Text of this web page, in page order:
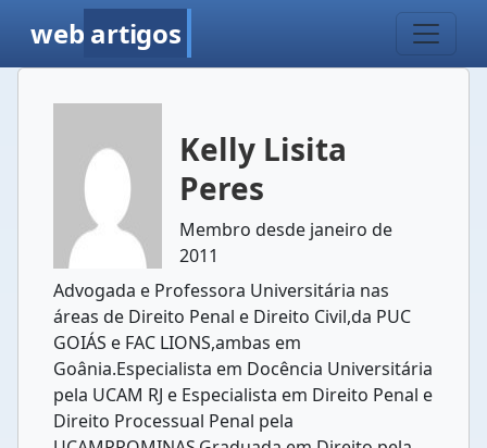
web artigos
Kelly Lisita
Peres
Membro desde janeiro de
2011
Advogada e Professora Universitária nas
áreas de Direito Penal e Direito Civil,da PUC
GOIÁS e FAC LIONS,ambas em
Goânia.Especialista em Docência Universitária
pela UCAM RJ e Especialista em Direito Penal e
Direito Processual Penal pela